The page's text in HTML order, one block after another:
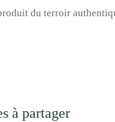
du terroir
à partager